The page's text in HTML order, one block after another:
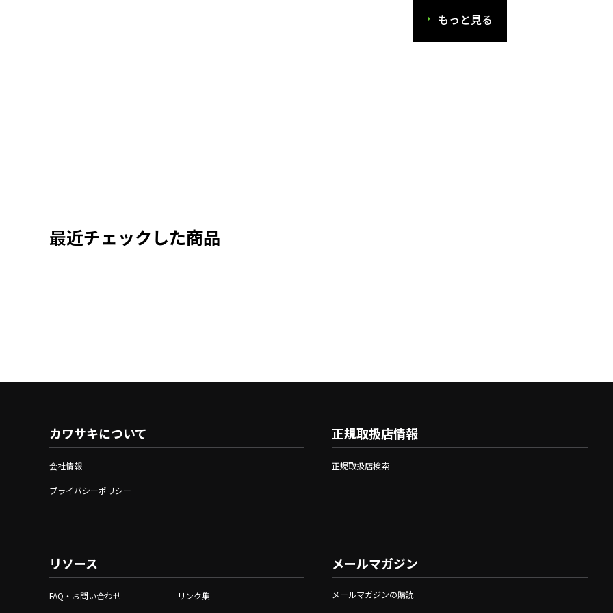
もっと見る
最近チェックした商品
カワサキについて
会社情報
プライバシーポリシー
リソース
FAQ・お問い合わせ リンク集
正規取扱店情報
正規取扱店検索
メールマガジン
メールマガジンの購読